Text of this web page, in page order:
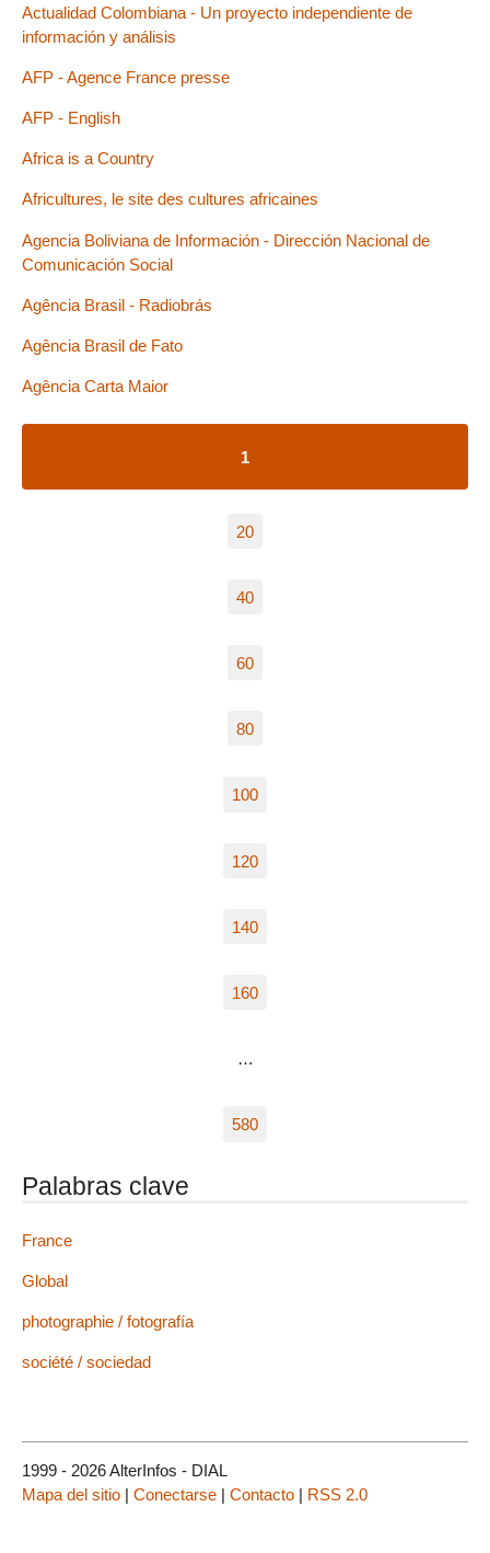
Actualidad Colombiana - Un proyecto independiente de
información y análisis
AFP - Agence France presse
AFP - English
Africa is a Country
Africultures, le site des cultures africaines
Agencia Boliviana de Información - Dirección Nacional de
Comunicación Social
Agência Brasil - Radiobrás
Agência Brasil de Fato
Agência Carta Maior
1
20
40
60
80
100
120
140
160
…
580
Palabras clave
France
Global
photographie / fotografía
société / sociedad
1999 - 2026 AlterInfos - DIAL
Mapa del sitio | Conectarse | Contacto | RSS 2.0